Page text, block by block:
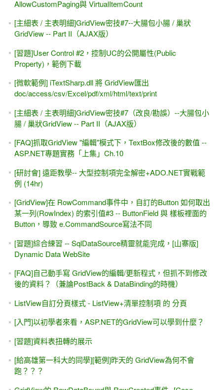
AllowCustomPaging與 VirtualItemCount
[主細表 / 主表明細]GridView密技#7--大腸包小腸 / 巢狀
GridView -- Part II（AJAX版）
[習題]User Control #2，控制UC的公開屬性(Public
Property)，範例下載
[微軟範例] iTextSharp.dll 將 GridView匯出
doc/access/csv/Excel/pdf/xml/html/text/print
[主細表 / 主表明細]GridView密技#7（改良/勘誤）--大腸包小
腸 / 巢狀GridView -- Part II（AJAX版）
[FAQ]抓取GridView "編輯"模式下，TextBox修改後的數值 --
ASP.NET專題實務「上集」Ch.10
[研討會] 遠距教學-- 大型控制項完全解密+ADO.NET實戰範
例 (14hr)
[GridView]在 RowCommand事件中，自訂的Button 如何取出
某一列(RowIndex) 的索引值#3 -- ButtonField 與 樣板裡面的
Button，導致 e.CommandSource寫法不同
[習題]綜合練習 -- SqlDataSource精靈就能完成，[山寨版]
Dynamic Data WebSite
[FAQ]自己動手寫 GridView的編輯/更新程式，但抓不到修改
後的資料？（兼論PostBack & DataBinding的時機）
ListView自訂分頁樣式 - ListView+清單控制項 的 分頁
[入門]以初學者來看，ASP.NET的GridView可以學到什麼？
[習題]資料表扭轉的展示
[給高雄第一科大的同學][範例]昨天的 GridView為何不會
跑？？？